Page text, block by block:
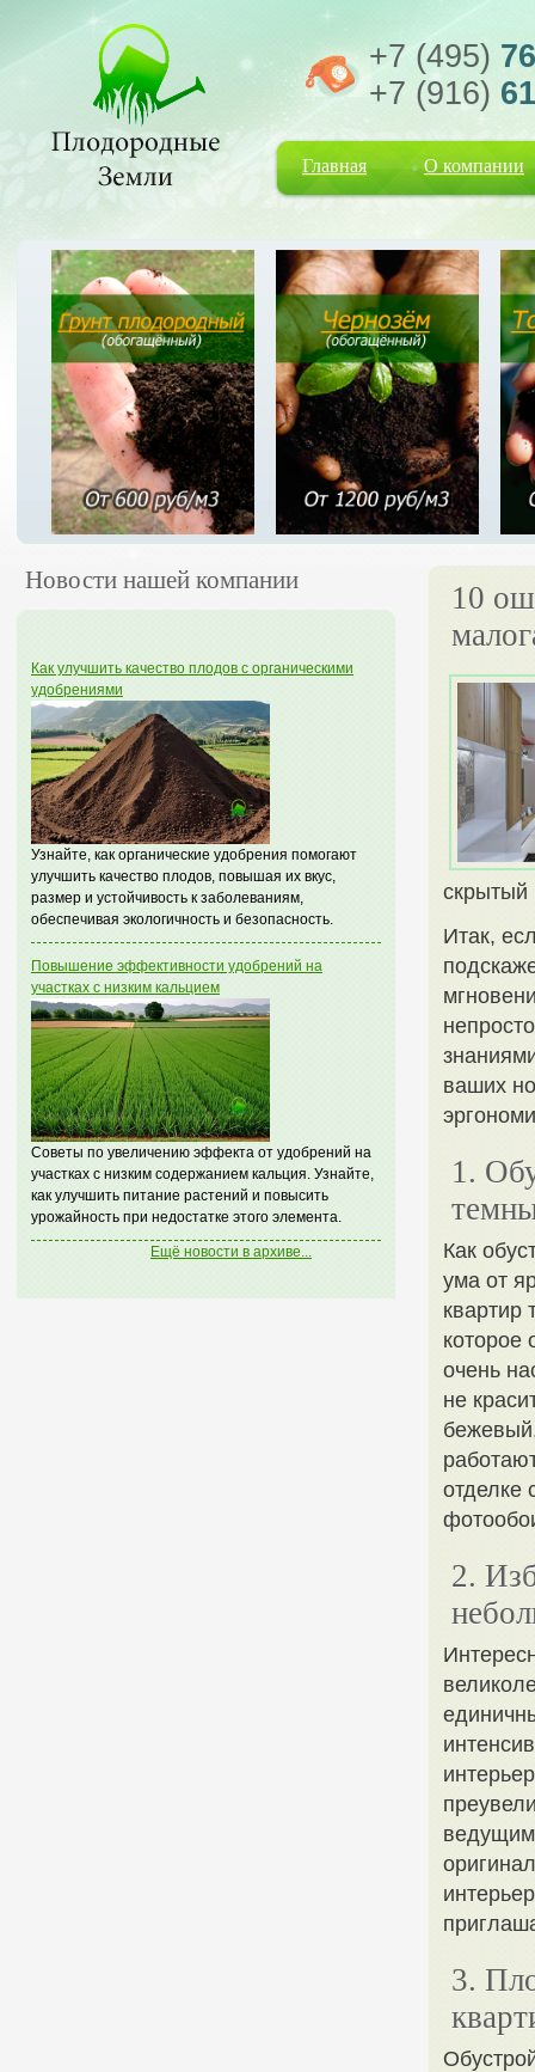
+7 (495)
+7 (916)
Главная О компании
Новости нашей компании
Как улучшить качество плодов с органическими
удобрениями
Узнайте, как органические удобрения помогают
улучшить качество плодов, повышая их вкус,
размер и устойчивость к заболеваниям,
обеспечивая экологичность и безопасность.
Повышение эффективности удобрений на
участках с низким кальцием
Советы по увеличению эффекта от удобрений на
участках с низким содержанием кальция. Узнайте,
как улучшить питание растений и повысить
урожайность при недостатке этого элемента.
Ещё новости в архиве...
10
скрытый
Итак,
ваших
1.
Как
ума от
квартир
которое
очень
не
отделке
2.
ведущим
3.